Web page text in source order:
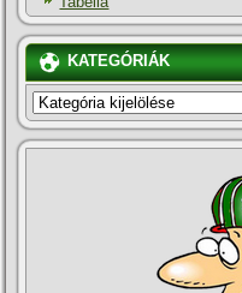
KATEGÓRIÁK
KATEGÓRIÁK